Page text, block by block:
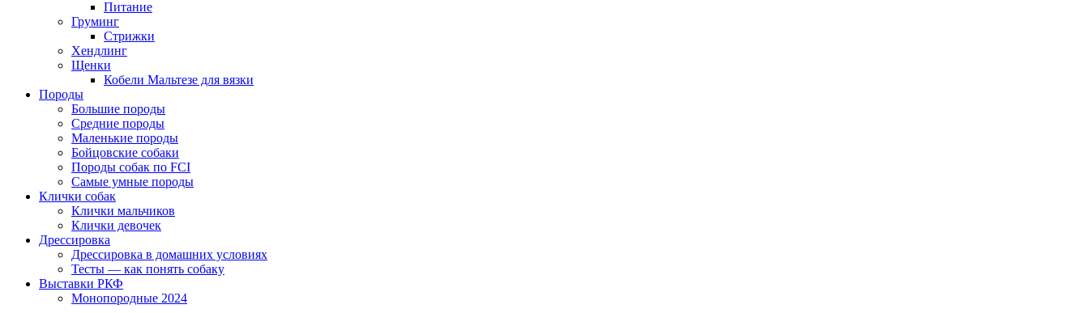
Питание
Груминг
Стрижки
Хендлинг
Щенки
Кобели Мальтезе для вязки
Породы
Большие породы
Средние породы
Маленькие породы
Бойцовские собаки
Породы собак по FCI
Самые умные породы
Клички собак
Клички мальчиков
Клички девочек
Дрессировка
Дрессировка в домашних условиях
Тесты — как понять собаку
Выставки РКФ
Монопородные 2024